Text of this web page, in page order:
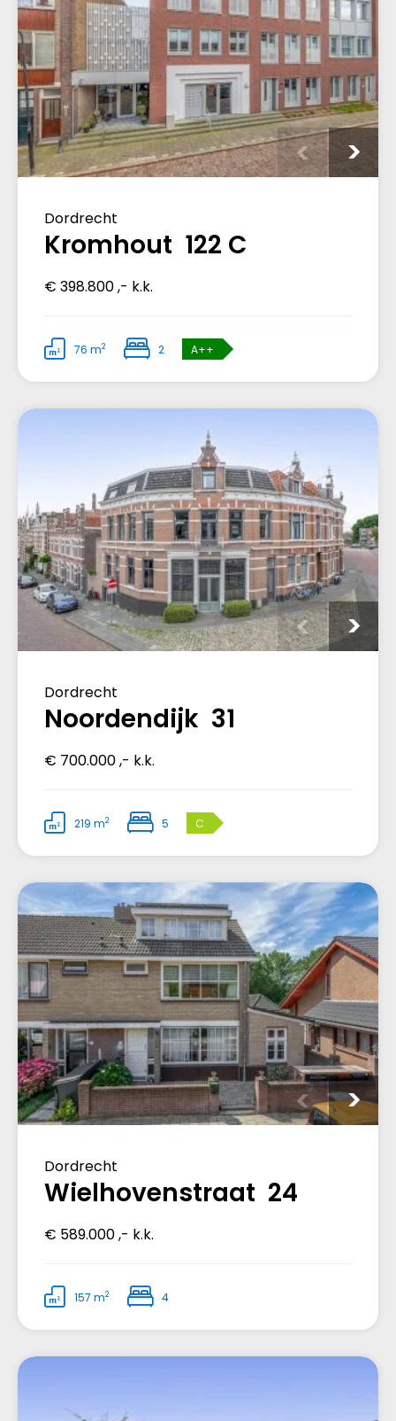
Dordrecht
Kromhout 122 C
€ 398.800 ,- k.k.
76 m2 2 A++
Dordrecht
Noordendijk 31
€ 700.000 ,- k.k.
219 m2 5 C
Dordrecht
Wielhovenstraat 24
€ 589.000 ,- k.k.
157 m2 4